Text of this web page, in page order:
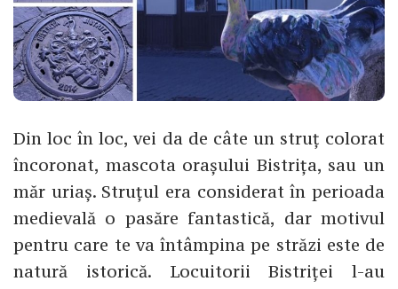
Din loc în loc, vei da de câte un struț colorat
încoronat, mascota orașului Bistrița, sau un
măr uriaș. Struțul era considerat în perioada
medievală o pasăre fantastică, dar motivul
pentru care te va întâmpina pe străzi este de
natură istorică. Locuitorii Bistriței l-au